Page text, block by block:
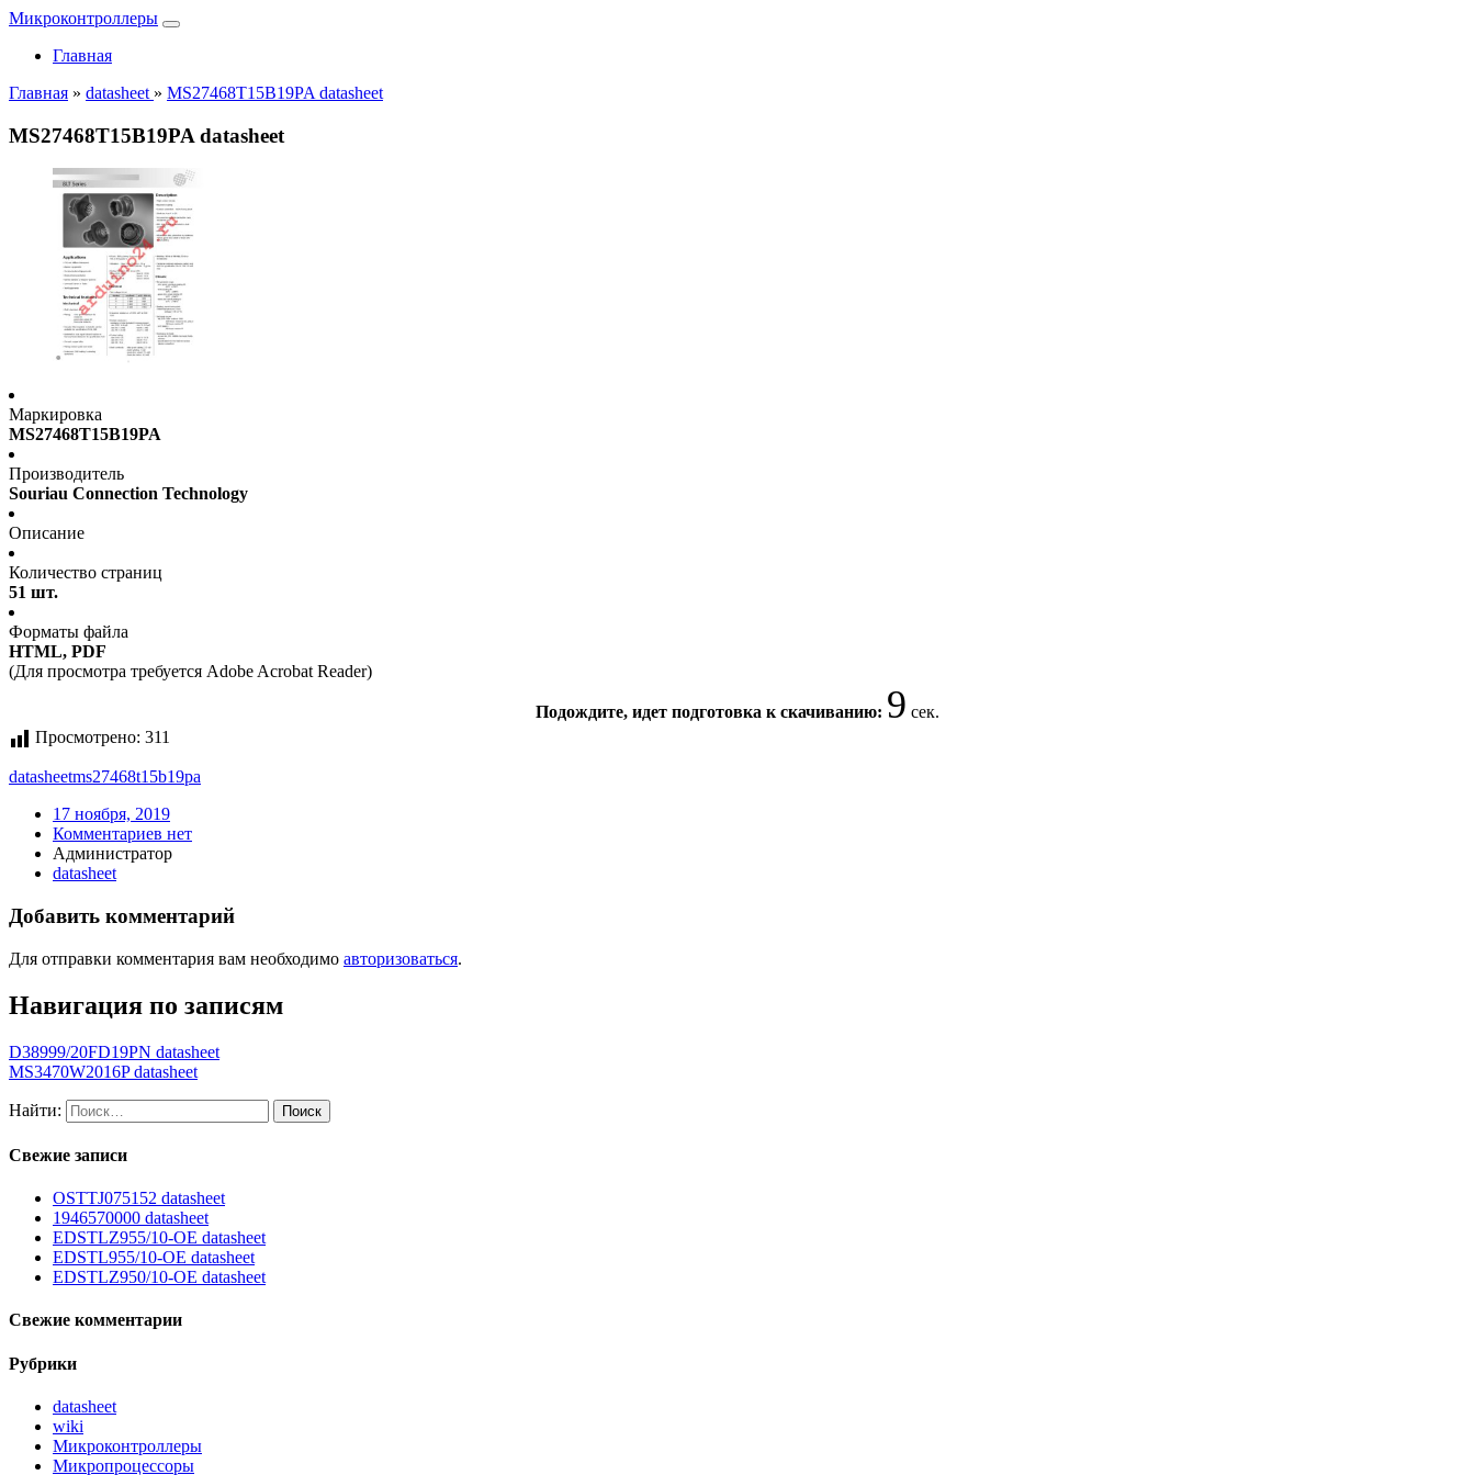
Микроконтроллеры
Главная
Главная » datasheet » MS27468T15B19PA datasheet
MS27468T15B19PA datasheet
Маркировка
MS27468T15B19PA
Производитель
Souriau Connection Technology
Описание
Количество страниц
51 шт.
Форматы файла
HTML, PDF
(Для просмотра требуется Adobe Acrobat Reader)
Подождите, идет подготовка к скачиванию: 9 сек.
Просмотрено: 311
datasheetms27468t15b19pa
17 ноября, 2019
Комментариев нет
Администратор
datasheet
Добавить комментарий
Для отправки комментария вам необходимо авторизоваться.
Навигация по записям
D38999/20FD19PN datasheet
MS3470W2016P datasheet
Найти:
Свежие записи
OSTTJ075152 datasheet
1946570000 datasheet
EDSTLZ955/10-OE datasheet
EDSTL955/10-OE datasheet
EDSTLZ950/10-OE datasheet
Свежие комментарии
Рубрики
datasheet
wiki
Микроконтроллеры
Микропроцессоры